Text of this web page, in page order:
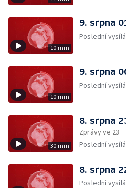
10 min
9. srpna
Poslední
10 min
9. srpna
Poslední
30 min
8. srpna
Zprávy ve 23
Poslední
8. srpna
Poslední